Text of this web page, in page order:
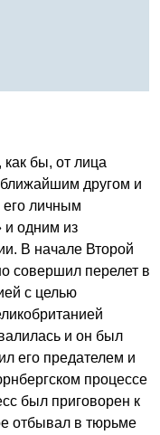
бы, от лица
другом и
личным
и одним из
В начале Второй
совершил перелет в
с целью
и он был
его предателем и
процессе
был приговорен к
отбывал в тюрьме